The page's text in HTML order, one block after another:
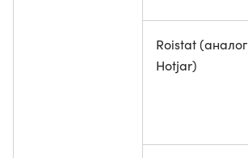
Roistat (аналог
Hotjar)